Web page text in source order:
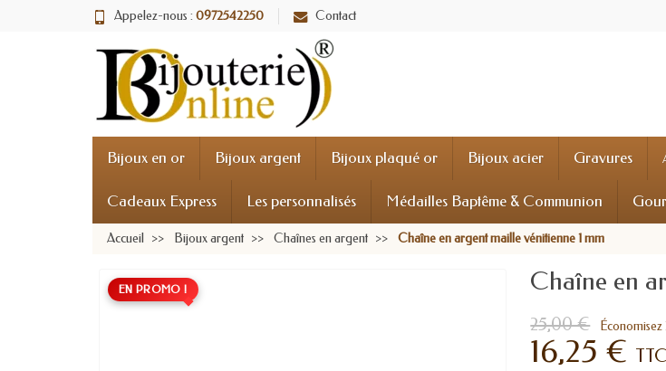
Appelez-nous : 0972542250 Contact
Bijoux en or Bijoux argent Bijoux plaqué or Bijoux acier Gravures
Cadeaux Express Les personnalisés Médailles Baptême & Communion
Accueil Bijoux argent Chaînes en argent Chaîne en argent maille vénitienne 1 mm
EN PROMO ! Chaîne en
25,00 €
16,25 €